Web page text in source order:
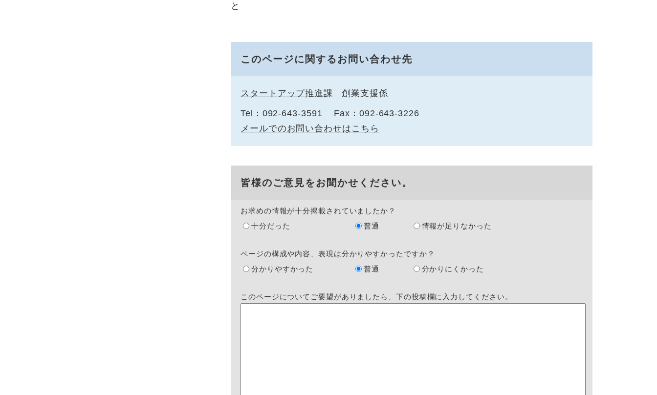
と
このページに関するお問い合わせ先
スタートアップ推進課 創業支援係
Tel：092-643-3591
Fax：092-643-3226
メールでのお問い合わせはこちら
皆様のご意見をお聞かせください。
お求めの情報が十分掲載されていましたか？
十分だった
普通 情報が足りなかった
ページの構成や内容、表現は分かりやすかったですか？
分かりやすかった
普通 分かりにくかった
このページについてご要望がありましたら、下の投稿欄に入力してください。